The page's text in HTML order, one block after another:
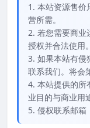
1. 本站资源售价
营所需。
2. 若您需要商业
授权并合法使用。
3. 如果本站有侵
联系我们。将会
4. 本站提供的所
业目的与商业用
5. 侵权联系邮